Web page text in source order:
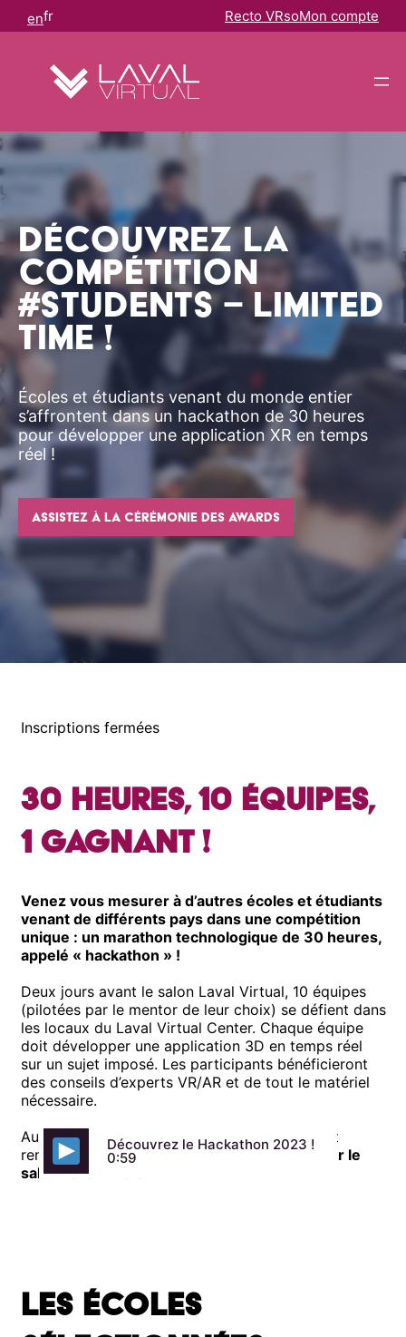
enfr Recto VRsoMon compte
>
Découvrez la
compétition
#Students – Limited
Time !
Écoles et étudiants venant du monde entier
s’affrontent dans un hackathon de 30 heures
pour développer une application XR en temps
réel !
Assistez à la cérémonie des Awards
Inscriptions fermées
30 heures, 10 équipes,
1 gagnant !
Venez vous mesurer à d’autres écoles et étudiants
venant de différents pays dans une compétition
unique : un marathon technologique de 30 heures,
appelé « hackathon » !
Deux jours avant le salon Laval Virtual, 10 équipes
(pilotées par le mentor de leur choix) se défient dans
les locaux du Laval Virtual Center. Chaque équipe
doit développer une application 3D en temps réel
sur un sujet imposé. Les participants bénéficieront
des conseils d’experts VR/AR et de tout le matériel
nécessaire.
Au bout de 30 heures de hackathon, le lauréat
remporte le droit de présenter sa solution sur le
salon Laval Virtual
Découvrez le Hackathon 2023 !
0:59
Les écoles
Panneau de gestion des cookies